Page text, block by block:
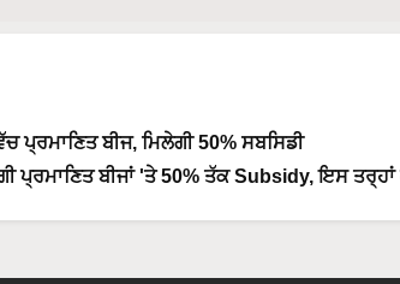
ਪ੍ਰਮਾਣਿਤ ਬੀਜ, ਮਿਲੇਗੀ 50% ਸਬਸਿਡੀ
ਪ੍ਰਮਾਣਿਤ ਬੀਜਾਂ 'ਤੇ 50% ਤੱਕ Subsidy, ਇਸ